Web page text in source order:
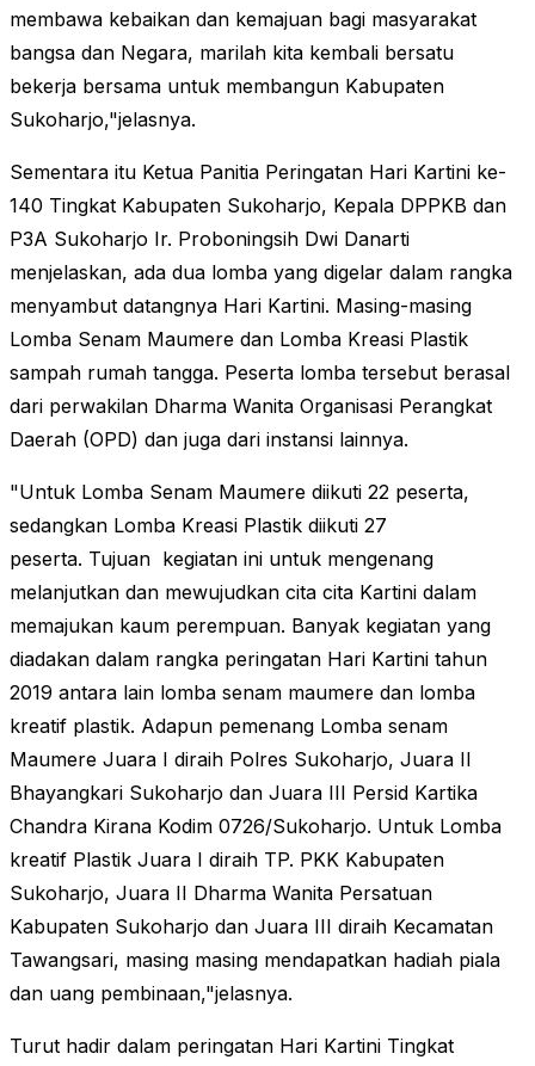
membawa kebaikan dan kemajuan bagi masyarakat
bangsa dan Negara, marilah kita kembali bersatu
bekerja bersama untuk membangun Kabupaten
Sukoharjo,"jelasnya.
Sementara itu Ketua Panitia Peringatan Hari Kartini ke-
140 Tingkat Kabupaten Sukoharjo, Kepala DPPKB dan
P3A Sukoharjo Ir. Proboningsih Dwi Danarti
menjelaskan, ada dua lomba yang digelar dalam rangka
menyambut datangnya Hari Kartini. Masing-masing
Lomba Senam Maumere dan Lomba Kreasi Plastik
sampah rumah tangga. Peserta lomba tersebut berasal
dari perwakilan Dharma Wanita Organisasi Perangkat
Daerah (OPD) dan juga dari instansi lainnya.
"Untuk Lomba Senam Maumere diikuti 22 peserta,
sedangkan Lomba Kreasi Plastik diikuti 27
peserta. Tujuan kegiatan ini untuk mengenang
melanjutkan dan mewujudkan cita cita Kartini dalam
memajukan kaum perempuan. Banyak kegiatan yang
diadakan dalam rangka peringatan Hari Kartini tahun
2019 antara lain lomba senam maumere dan lomba
kreatif plastik. Adapun pemenang Lomba senam
Maumere Juara I diraih Polres Sukoharjo, Juara II
Bhayangkari Sukoharjo dan Juara III Persid Kartika
Chandra Kirana Kodim 0726/Sukoharjo. Untuk Lomba
kreatif Plastik Juara I diraih TP. PKK Kabupaten
Sukoharjo, Juara II Dharma Wanita Persatuan
Kabupaten Sukoharjo dan Juara III diraih Kecamatan
Tawangsari, masing masing mendapatkan hadiah piala
dan uang pembinaan,"jelasnya.
Turut hadir dalam peringatan Hari Kartini Tingkat